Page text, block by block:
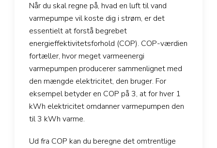
Når du skal regne på, hvad en luft til vand
varmepumpe vil koste dig i strøm, er det
essentielt at forstå begrebet
energieffektivitetsforhold (COP). COP-værdien
fortæller, hvor meget varmeenergi
varmepumpen producerer sammenlignet med
den mængde elektricitet, den bruger. For
eksempel betyder en COP på 3, at for hver 1
kWh elektricitet omdanner varmepumpen den
til 3 kWh varme.
Ud fra COP kan du beregne det omtrentlige